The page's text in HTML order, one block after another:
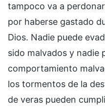
tampoco va a
por haberse gastado
Dios. Nadie puede
sido malvados y nadie
comportamiento
los tormentos de la
de veras pueden